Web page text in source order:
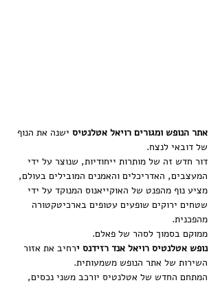
אתר הנופש ומגורים רויאל אטלנטיס ישנה את הנוף
של דובאי לנצח.
דור חדש זה של מותרות ייחודיות, שנוצר על ידי
המעצבים, האדריכלים והאמנים המובילים בעולם,
מציע נוף מהפנט של האוקייאנוס המנוקד על ידי
שטחים ירוקים שופעים עטופים בארכיטקטורה
מהפכנית.
ממוקם בסמוך לסהר של פאלם.
נופש אטלנטיס רויאל אנד רזידנס ירחיב את אזור
השירות של אתר הנופש משמעותית.
המתחם החדש של אטלנטיס יורכב משני נכסים,